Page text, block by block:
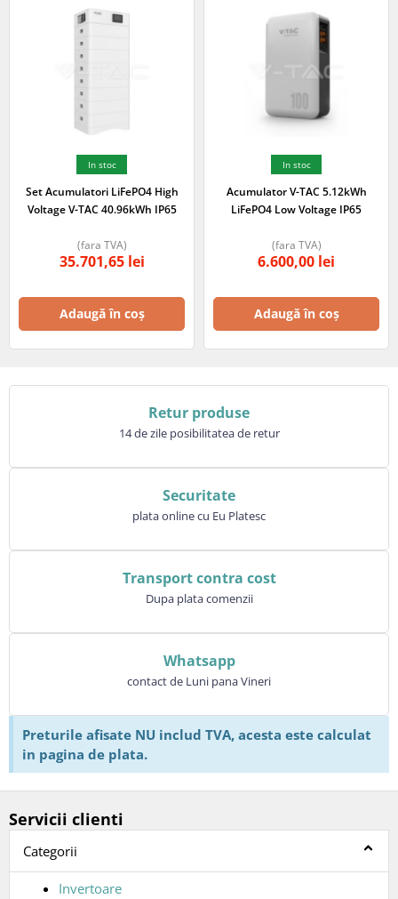
In stoc
Set Acumulatori LiFePO4 High
Voltage V-TAC 40.96kWh IP65
35.701,65 lei
(fara TVA)
Adaugă în coș
In stoc
Acumulator V-TAC 5.12kWh
LiFePO4 Low Voltage IP65
6.600,00 lei
(fara TVA)
Adaugă în coș
Retur produse
14 de zile posibilitatea de retur
Securitate
plata online cu Eu Platesc
Transport contra cost
Dupa plata comenzii
Whatsapp
contact de Luni pana Vineri
Preturile afisate NU includ TVA, acesta este calculat
in pagina de plata.
Servicii clienti
Categorii
Invertoare